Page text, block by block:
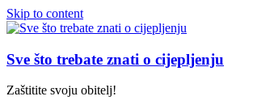
Skip to content
Sve što trebate znati o cijepljenju
Zaštitite svoju obitelj!